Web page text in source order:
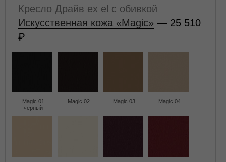
Кресло Драйв ex el с обивкой
Искусственная кожа «Magic» — 25 510
Magic 01
черный
Magic 02 Magic 03 Magic 04